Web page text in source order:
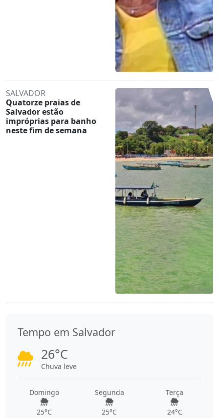
SALVADOR
Quatorze praias de
Salvador estão
impróprias para banho
neste fim de semana
Tempo em Salvador
26°C
Chuva leve
Domingo
25°C
Segunda
25°C
Terça
24°C